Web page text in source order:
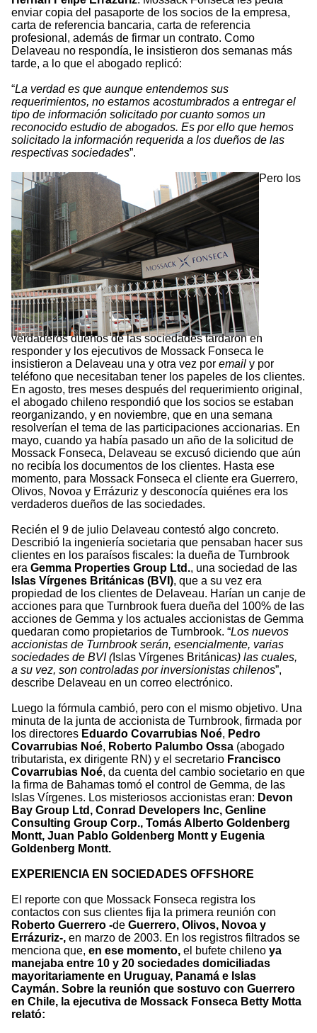
enviar copia del pasaporte de los socios de la empresa,
carta de referencia bancaria, carta de referencia
profesional, además de firmar un contrato. Como
Delaveau no respondía, le insistieron dos semanas más
tarde, a lo que el abogado replicó:
“La verdad es que aunque entendemos sus
requerimientos, no estamos acostumbrados a entregar el
tipo de información solicitado por cuanto somos un
reconocido estudio de abogados. Es por ello que hemos
solicitado la información requerida a los dueños de las
respectivas sociedades”.
Pero los
verdaderos dueños de las sociedades tardaron en
responder y los ejecutivos de Mossack Fonseca le
insistieron a Delaveau una y otra vez por email y por
teléfono que necesitaban tener los papeles de los clientes.
En agosto, tres meses después del requerimiento original,
el abogado chileno respondió que los socios se estaban
reorganizando, y en noviembre, que en una semana
resolverían el tema de las participaciones accionarias. En
mayo, cuando ya había pasado un año de la solicitud de
Mossack Fonseca, Delaveau se excusó diciendo que aún
no recibía los documentos de los clientes. Hasta ese
momento, para Mossack Fonseca el cliente era Guerrero,
Olivos, Novoa y Errázuriz y desconocía quiénes era los
verdaderos dueños de las sociedades.
Recién el 9 de julio Delaveau contestó algo concreto.
Describió la ingeniería societaria que pensaban hacer sus
clientes en los paraísos fiscales: la dueña de Turnbrook
era Gemma Properties Group Ltd., una sociedad de las
Islas Vírgenes Británicas (BVI), que a su vez era
propiedad de los clientes de Delaveau. Harían un canje de
acciones para que Turnbrook fuera dueña del 100% de las
acciones de Gemma y los actuales accionistas de Gemma
quedaran como propietarios de Turnbrook. “Los nuevos
accionistas de Turnbrook serán, esencialmente, varias
sociedades de BVI (Islas Vírgenes Británicas) las cuales,
a su vez, son controladas por inversionistas chilenos”,
describe Delaveau en un correo electrónico.
Luego la fórmula cambió, pero con el mismo objetivo. Una
minuta de la junta de accionista de Turnbrook, firmada por
los directores Eduardo Covarrubias Noé, Pedro
Covarrubias Noé, Roberto Palumbo Ossa (abogado
tributarista, ex dirigente RN) y el secretario Francisco
Covarrubias Noé, da cuenta del cambio societario en que
la firma de Bahamas tomó el control de Gemma, de las
Islas Vírgenes. Los misteriosos accionistas eran: Devon
Bay Group Ltd, Conrad Developers Inc, Genline
Consulting Group Corp., Tomás Alberto Goldenberg
Montt, Juan Pablo Goldenberg Montt y Eugenia
Goldenberg Montt.
EXPERIENCIA EN SOCIEDADES OFFSHORE
El reporte con que Mossack Fonseca registra los
contactos con sus clientes fija la primera reunión con
Roberto Guerrero -de Guerrero, Olivos, Novoa y
Errázuriz-, en marzo de 2003. En los registros filtrados se
menciona que, en ese momento, el bufete chileno ya
manejaba entre 10 y 20 sociedades domiciliadas
mayoritariamente en Uruguay, Panamá e Islas
Caymán. Sobre la reunión que sostuvo con Guerrero
en Chile, la ejecutiva de Mossack Fonseca Betty Motta
relató: